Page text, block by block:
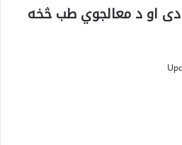
او د معالجوي طب څخه